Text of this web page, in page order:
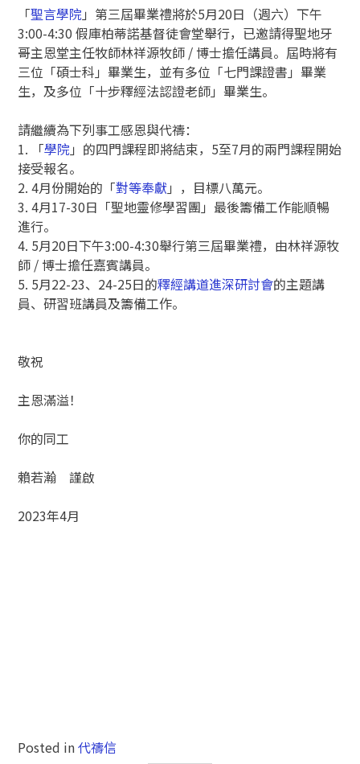
「聖言學院」第三屆畢業禮將於5月20日（週六）下午
3:00-4:30 假庫柏蒂諾基督徒會堂舉行，已邀請得聖地牙
哥主恩堂主任牧師林祥源牧師 / 博士擔任講員。屆時將有
三位「碩士科」畢業生，並有多位「七門課證書」畢業
生，及多位「十步釋經法認證老師」畢業生。
請繼續為下列事工感恩與代禱：
1. 「學院」的四門課程即將結束，5至7月的兩門課程開始
接受報名。
2. 4月份開始的「對等奉獻」，目標八萬元。
3. 4月17-30日「聖地靈修學習團」最後籌備工作能順暢
進行。
4. 5月20日下午3:00-4:30舉行第三屆畢業禮，由林祥源牧
師 / 博士擔任嘉賓講員。
5. 5月22-23、24-25日的釋經講道進深研討會的主題講
員、研習班講員及籌備工作。
敬祝
主恩滿溢！
你的同工
賴若瀚 謹啟
2023年4月
Posted in代禱信